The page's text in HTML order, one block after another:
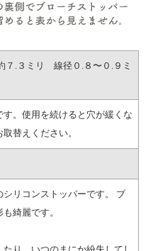
.３ミリ 線径０.８〜０.９ミ
使用を続けると穴が緩くな
替えください。
リコンストッパーです。 ブ
綺麗です。